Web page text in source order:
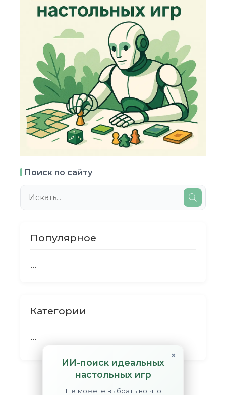
×
ИИ-поиск идеальных
настольных игр
Не можете выбрать во что
Поиск по сайту
Популярное
...
Категории
...